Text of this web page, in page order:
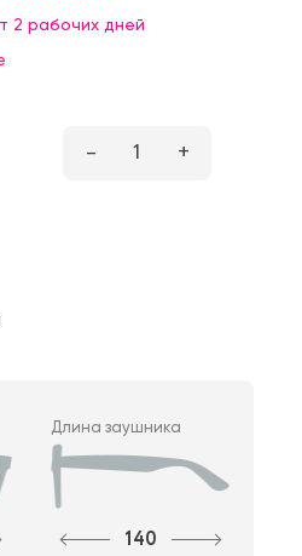
2 рабочих дней
– 1 +
Длина заушника
140